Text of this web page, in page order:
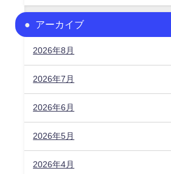
アーカイブ
2026年8月
2026年7月
2026年6月
2026年5月
2026年4月